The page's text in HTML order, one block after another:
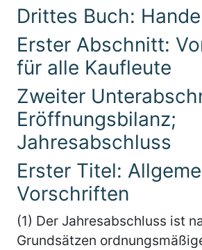
Drittes Buch:
Erster Abschnitt:
für alle Kaufleute
Zweiter
Eröffnungsbilanz;
Jahresabschluss
Erster Titel:
Vorschriften
(1) Der Jahresabschluss ist
Grundsätzen